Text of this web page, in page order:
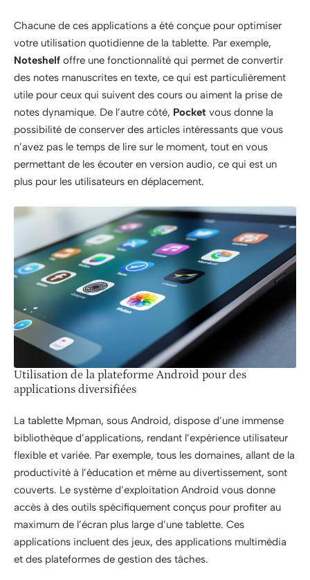
Chacune de ces applications a été conçue pour optimiser
votre utilisation quotidienne de la tablette. Par exemple,
Noteshelf offre une fonctionnalité qui permet de convertir
des notes manuscrites en texte, ce qui est particulièrement
utile pour ceux qui suivent des cours ou aiment la prise de
notes dynamique. De l’autre côté, Pocket vous donne la
possibilité de conserver des articles intéressants que vous
n’avez pas le temps de lire sur le moment, tout en vous
permettant de les écouter en version audio, ce qui est un
plus pour les utilisateurs en déplacement.
Utilisation de la plateforme Android pour des
applications diversifiées
La tablette Mpman, sous Android, dispose d’une immense
bibliothèque d’applications, rendant l’expérience utilisateur
flexible et variée. Par exemple, tous les domaines, allant de la
productivité à l’éducation et même au divertissement, sont
couverts. Le système d’exploitation Android vous donne
accès à des outils spécifiquement conçus pour profiter au
maximum de l’écran plus large d’une tablette. Ces
applications incluent des jeux, des applications multimédia
et des plateformes de gestion des tâches.